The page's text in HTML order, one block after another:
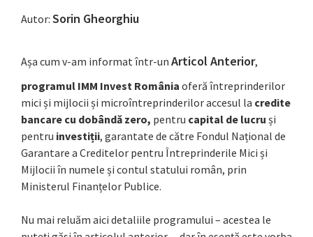
Autor: Sorin Gheorghiu
Așa cum v-am informat într-un Articol Anterior,
programul IMM Invest România oferă întreprinderilor
mici și mijlocii și microîntreprinderilor accesul la credite
bancare cu dobândă zero, pentru capital de lucru și
pentru investiții, garantate de către Fondul Național de
Garantare a Creditelor pentru Întreprinderile Mici și
Mijlocii în numele și contul statului român, prin
Ministerul Finanțelor Publice.
Nu mai reluăm aici detaliile programului – acestea le